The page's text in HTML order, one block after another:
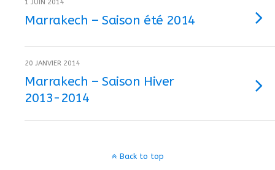
1 JUIN 2014
Marrakech – Saison été 2014
20 JANVIER 2014
Marrakech – Saison Hiver
2013-2014
Back to top